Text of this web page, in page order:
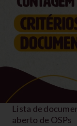
Lista de
aberto de OSPs